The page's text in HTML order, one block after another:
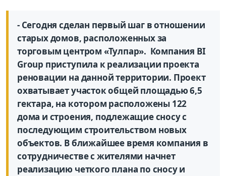
- Сегодня сделан первый шаг в отношении
старых домов, расположенных за
торговым центром «Тулпар». Компания BI
Group приступила к реализации проекта
реновации на данной территории. Проект
охватывает участок общей площадью 6,5
гектара, на котором расположены 122
дома и строения, подлежащие сносу с
последующим строительством новых
объектов. В ближайшее время компания в
сотрудничестве с жителями начнет
реализацию четкого плана по сносу и